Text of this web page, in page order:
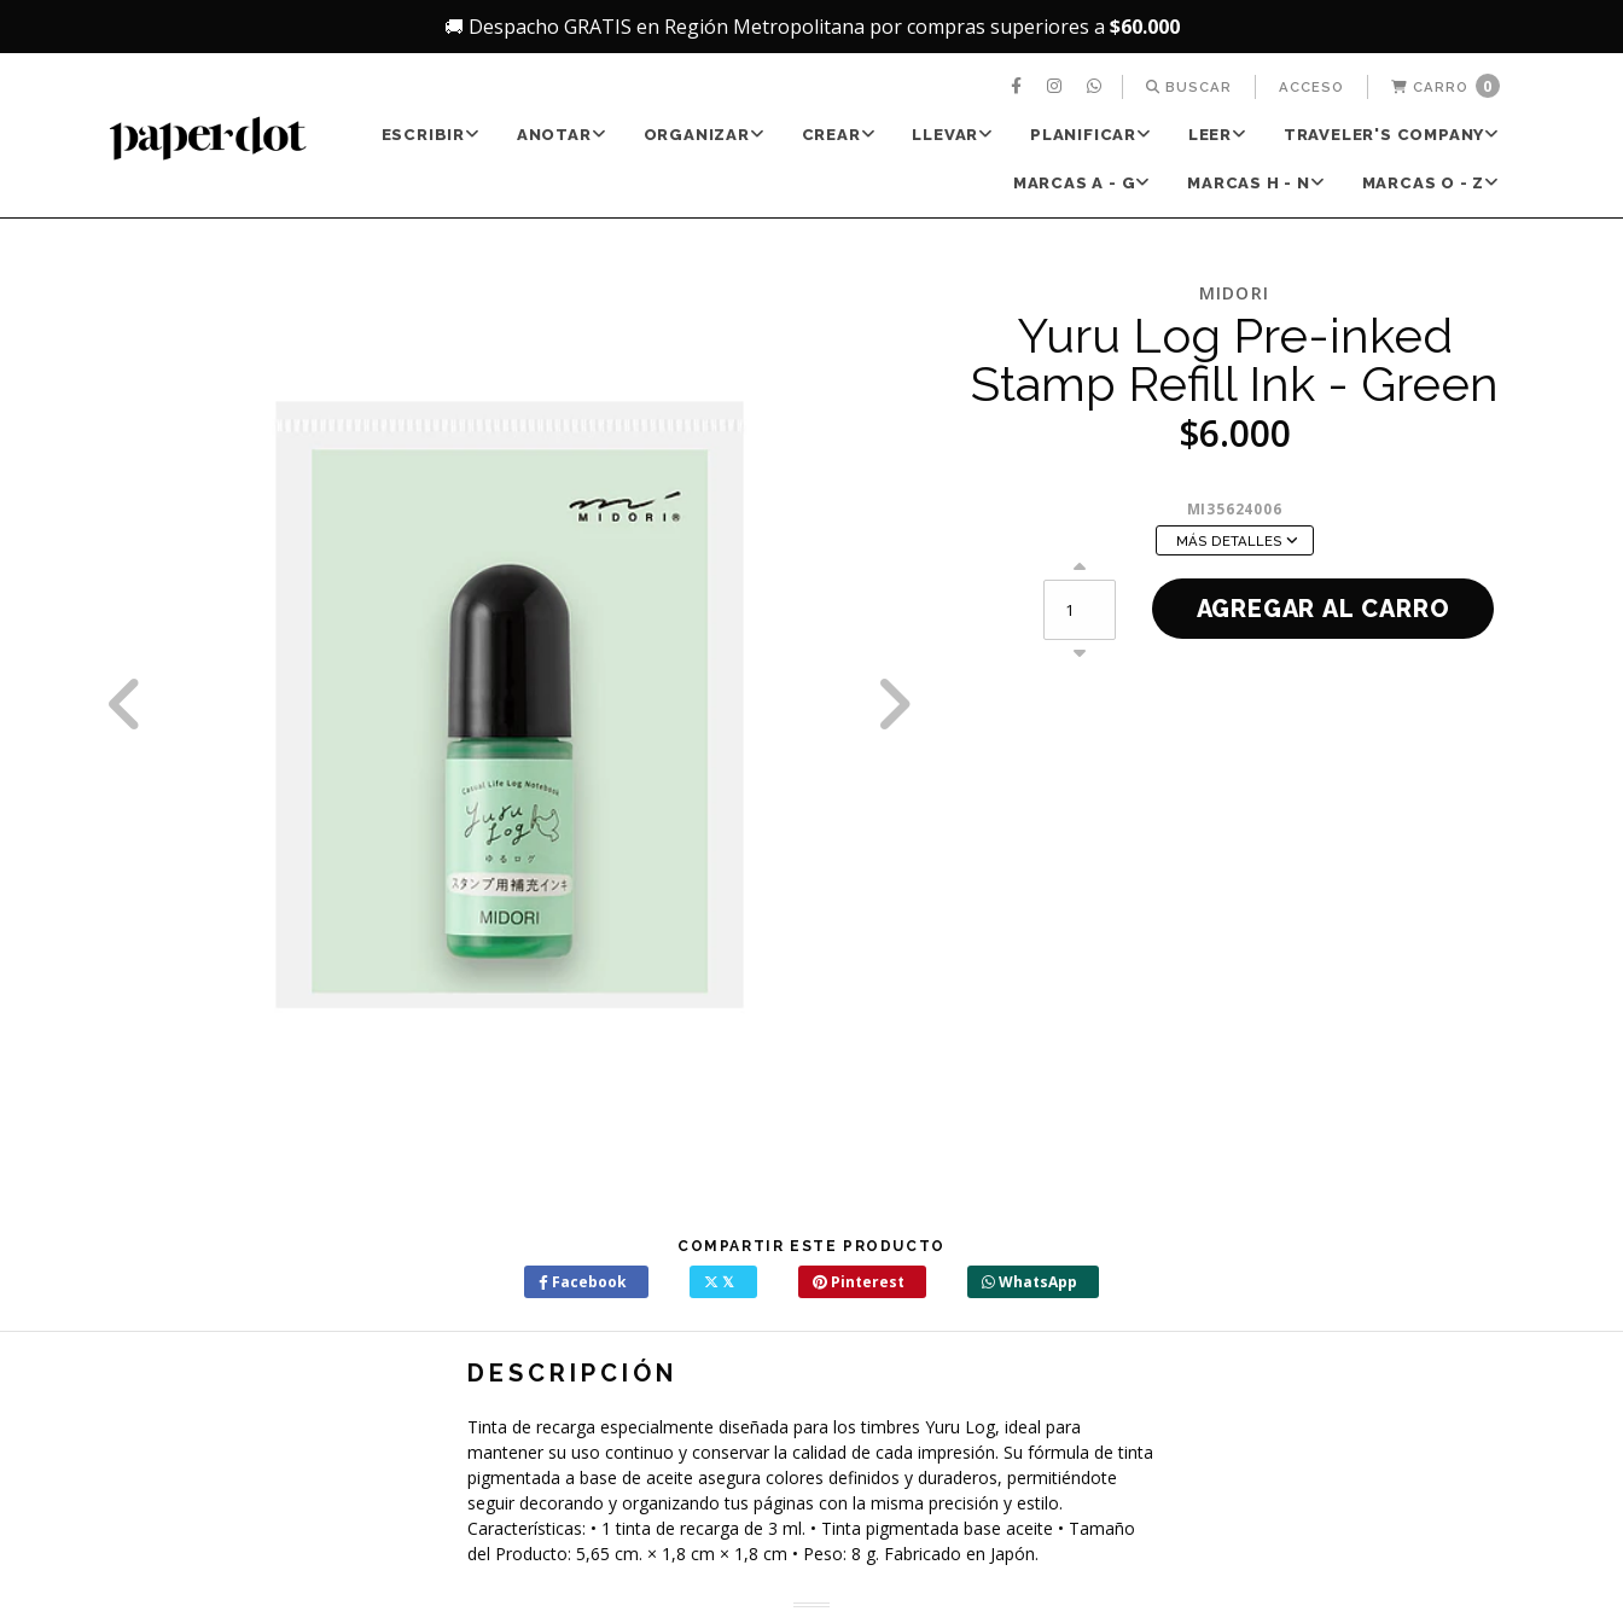
🚚 Despacho GRATIS en Región Metropolitana por compras superiores a $60.000
BUSCAR ACCESO CARRO 0
ESCRIBIR ANOTAR ORGANIZAR CREAR LLEVAR PLANIFICAR LEER TRAVELER'S COMPANY
MARCAS A - G MARCAS H - N MARCAS O - Z
MIDORI
Yuru Log Pre-inked
Stamp Refill Ink - Green
$6.000
MI35624006
MÁS DETALLES
COMPARTIR ESTE PRODUCTO
Facebook 𝕏 Pinterest WhatsApp
DESCRIPCIÓN
Tinta de recarga especialmente diseñada para los timbres Yuru Log, ideal para
mantener su uso continuo y conservar la calidad de cada impresión. Su fórmula de tinta
pigmentada a base de aceite asegura colores definidos y duraderos, permitiéndote
seguir decorando y organizando tus páginas con la misma precisión y estilo.
Características: • 1 tinta de recarga de 3 ml. • Tinta pigmentada base aceite • Tamaño
del Producto: 5,65 cm. × 1,8 cm × 1,8 cm • Peso: 8 g. Fabricado en Japón.